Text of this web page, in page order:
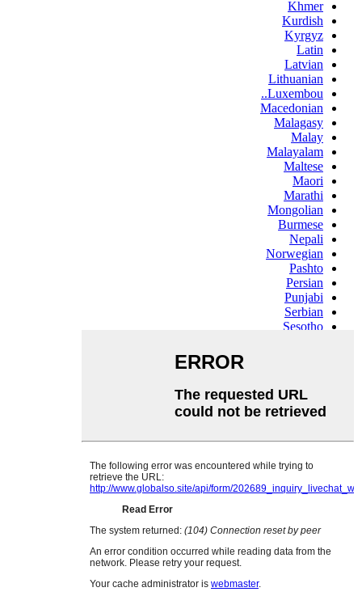
Khmer
Kurdish
Kyrgyz
Latin
Latvian
Lithuanian
Luxembou..
Macedonian
Malagasy
Malay
Malayalam
Maltese
Maori
Marathi
Mongolian
Burmese
Nepali
Norwegian
Pashto
Persian
Punjabi
Serbian
Sesotho
Samoan
Scots Gaelic
Sindhi
Swahili
Tajik
Thai
Ukrainian
Urdu